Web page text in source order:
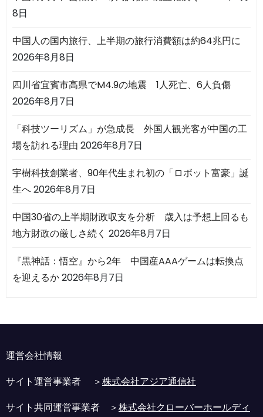
8日
中国人の国内旅行、上半期の旅行消費額は約64兆円に
2026年8月8日
四川省宜賓市高県でM4.9の地震 1人死亡、6人負傷
2026年8月7日
「科技ツーリズム」が急成長 外国人観光客が中国の工
場を訪れる理由 2026年8月7日
宇樹科技創業者、90年代生まれ初の「ロボット富豪」誕
生へ2026年8月7日
中国30省の上半期財政収支を分析 歳入は予想上回るも
地方財政の厳しさ続く 2026年8月7日
『黒神話：悟空』から2年 中国産AAAゲームは転換点
を迎えるか2026年8月7日
運営会社情報
サイト運営事業者 ＞株式会社アジア通信社
サイト共同運営事業者 ＞株式会社クローバーホールディ